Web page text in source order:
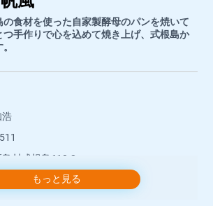
の食材を使った自家製酵母のパンを焼いて
つ手作りで心を込めて焼き上げ、式根島か
村式根島610-2
帆風
もっと見る